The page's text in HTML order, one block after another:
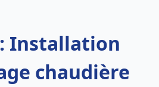
Installation
chaudière